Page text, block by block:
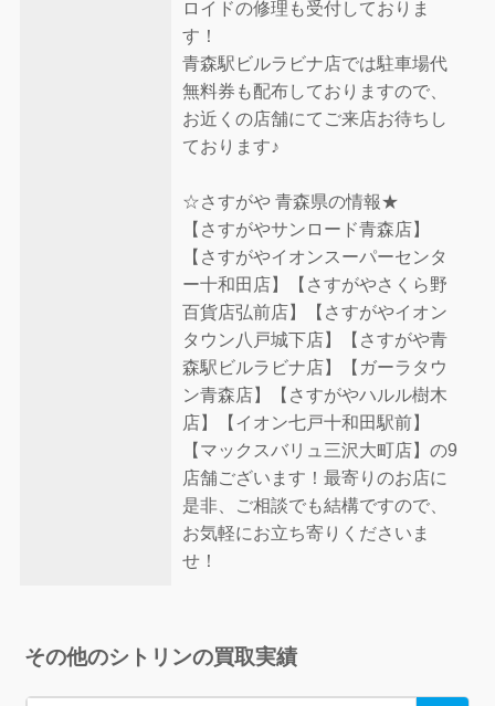
ロイドの修理も受付しておりま
す！
青森駅ビルラビナ店では駐車場代
無料券も配布しておりますので、
お近くの店舗にてご来店お待ちし
ております♪
☆さすがや 青森県の情報★
【さすがやサンロード青森店】
【さすがやイオンスーパーセンタ
ー十和田店】【さすがやさくら野
百貨店弘前店】【さすがやイオン
タウン八戸城下店】【さすがや青
森駅ビルラビナ店】【ガーラタウ
ン青森店】【さすがやハルル樹木
店】【イオン七戸十和田駅前】
【マックスバリュ三沢大町店】の9
店舗ございます！最寄りのお店に
是非、ご相談でも結構ですので、
お気軽にお立ち寄りくださいま
せ！
その他のシトリンの買取実績